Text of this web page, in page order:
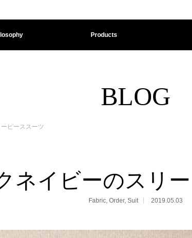
Products
BLOG
ピーススーツ
ネイビーのスリ
Fabric, Order, Suit 2019.05.03